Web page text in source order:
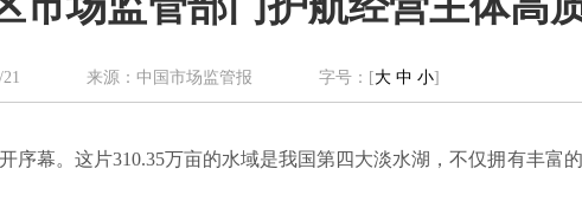
10/21 来源：中国市场监管报 字号：[大 中 小]
幕。这片310.35万亩的水域是我国第四大淡水湖，不仅拥有丰富